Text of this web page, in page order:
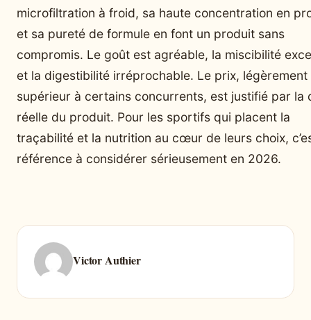
microfiltration à froid, sa haute concentration en
et sa pureté de formule en font un produit sans
compromis. Le goût est agréable, la miscibilité
et la digestibilité irréprochable. Le prix, légèrement
supérieur à certains concurrents, est justifié par la
réelle du produit. Pour les sportifs qui placent la
traçabilité et la nutrition au cœur de leurs choix,
référence à considérer sérieusement en 2026.
Victor Authier